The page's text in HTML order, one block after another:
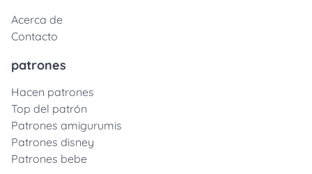
Acerca de
Contacto
patrones
Hacen patrones
Top del patrón
Patrones amigurumis
Patrones disney
Patrones bebe